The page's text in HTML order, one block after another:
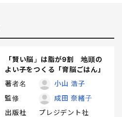
「賢い脳」は脂が9割 地頭の
よい子をつくる「育脳ごはん」
著者名
小山 浩子
監修
成田 奈緒子
出版社
プレジデント社